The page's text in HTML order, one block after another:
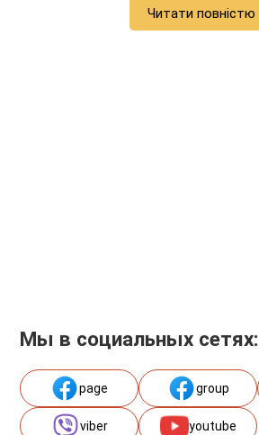
Читати повністю
Мы в социальных сетях:
page group
viber youtube